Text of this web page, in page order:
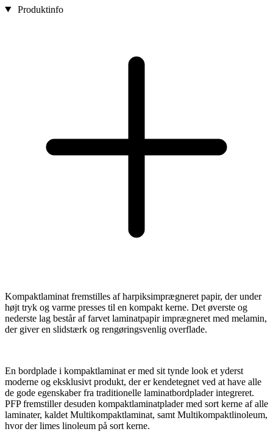
Produktinfo
Kompaktlaminat fremstilles af harpiksimprægneret papir, der under
højt tryk og varme presses til en kompakt kerne. Det øverste og
nederste lag består af farvet laminatpapir imprægneret med melamin,
der giver en slidstærk og rengøringsvenlig overflade.
En bordplade i kompaktlaminat er med sit tynde look et yderst
moderne og eksklusivt produkt, der er kendetegnet ved at have alle
de gode egenskaber fra traditionelle laminatbordplader integreret.
PFP fremstiller desuden kompaktlaminatplader med sort kerne af alle
laminater, kaldet Multikompaktlaminat, samt Multikompaktlinoleum,
hvor der limes linoleum på sort kerne.